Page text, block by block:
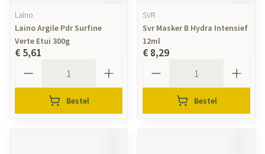
Laino
Laino Argile Pdr Surfine
Verte Etui 300g
€ 5,61
Bestel
SVR
Svr Masker B Hydra Intensief
12ml
€ 8,29
Bestel